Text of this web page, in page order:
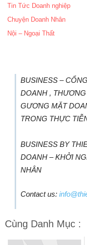
Tin Tức Doanh nghiệp
Chuyện Doanh Nhân
Nội – Ngoại Thất
BUSINESS –
DOANH ,
GƯƠNG MẶT
TRONG THỰC
BUSINESS BY
DOANH – KHỞI
NHÂN
Contact us:
Cùng Danh Mục :